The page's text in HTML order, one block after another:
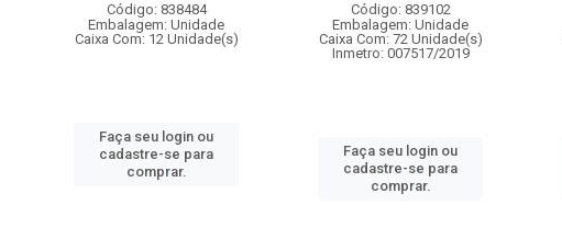
Código: 838484
Embalagem: Unidade
Caixa Com: 12 Unidade(s)
Faça seu login ou
cadastre-se para
comprar.
Código: 839102
Embalagem: Unidade
Caixa Com: 72 Unidade(s)
Inmetro: 007517/2019
Faça seu login ou
cadastre-se para
comprar.